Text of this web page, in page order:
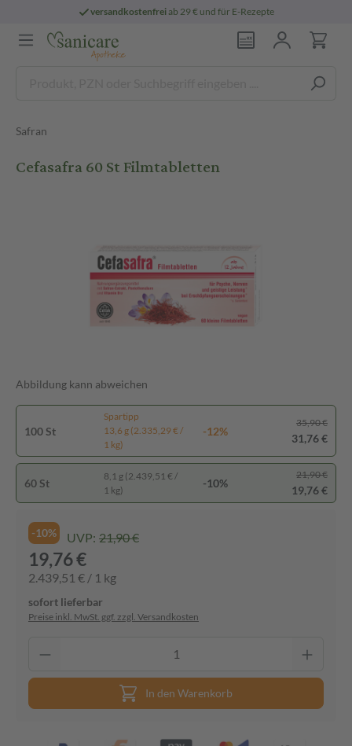
versandkostenfreiab 29 € und für E-Rezepte
Safran
Cefasafra 60 St Filmtabletten
Abbildung kann abweichen
100 St
Spartipp
13,6 g (2.335,29 € /
1 kg)
-12%
35,90 €
31,76 €
60 St
8,1 g (2.439,51 € /
1 kg)
-10%
21,90 €
19,76 €
-10% UVP: 21,90 €
19,76 €
2.439,51 € / 1 kg
sofort lieferbar
Preise inkl. MwSt. ggf. zzgl. Versandkosten
In den Warenkorb